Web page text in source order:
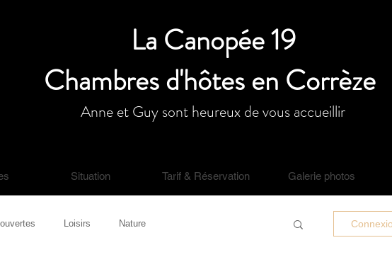
La Canopée 19
Chambres d'hôtes en Corrèze
Anne et Guy sont heureux de vous accueillir
Situation Tarif & Réservation Galerie photos
Loisirs Nature